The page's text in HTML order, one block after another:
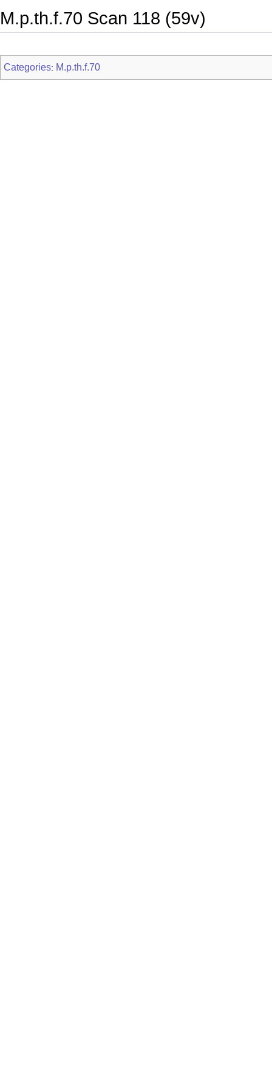
M.p.th.f.70 Scan 118 (59v)
Categories: M.p.th.f.70